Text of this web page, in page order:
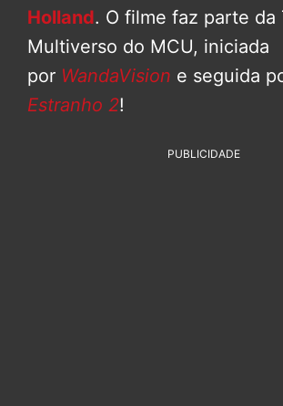
Holland. O filme faz parte da
Multiverso do MCU, iniciada
por WandaVision e seguida
Estranho 2!
PUBLICIDADE